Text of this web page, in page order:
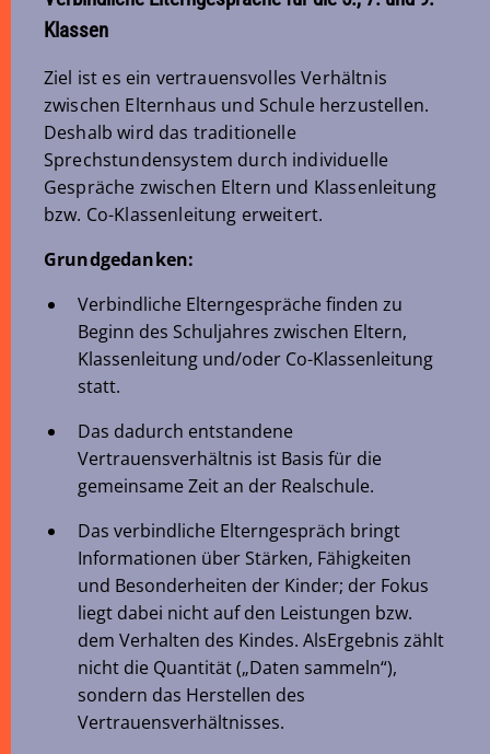
Klassen
Ziel ist es ein vertrauensvolles Verhältnis
zwischen Elternhaus und Schule herzustellen.
Deshalb wird das traditionelle
Sprechstundensystem durch individuelle
Gespräche zwischen Eltern und Klassenleitung
bzw. Co-Klassenleitung erweitert.
Grundgedanken:
Verbindliche Elterngespräche finden zu
Beginn des Schuljahres zwischen Eltern,
Klassenleitung und/oder Co-Klassenleitung
statt.
Das dadurch entstandene
Vertrauensverhältnis ist Basis für die
gemeinsame Zeit an der Realschule.
Das verbindliche Elterngespräch bringt
Informationen über Stärken, Fähigkeiten
und Besonderheiten der Kinder; der Fokus
liegt dabei nicht auf den Leistungen bzw.
dem Verhalten des Kindes. AlsErgebnis zählt
nicht die Quantität („Daten sammeln“),
sondern das Herstellen des
Vertrauensverhältnisses.